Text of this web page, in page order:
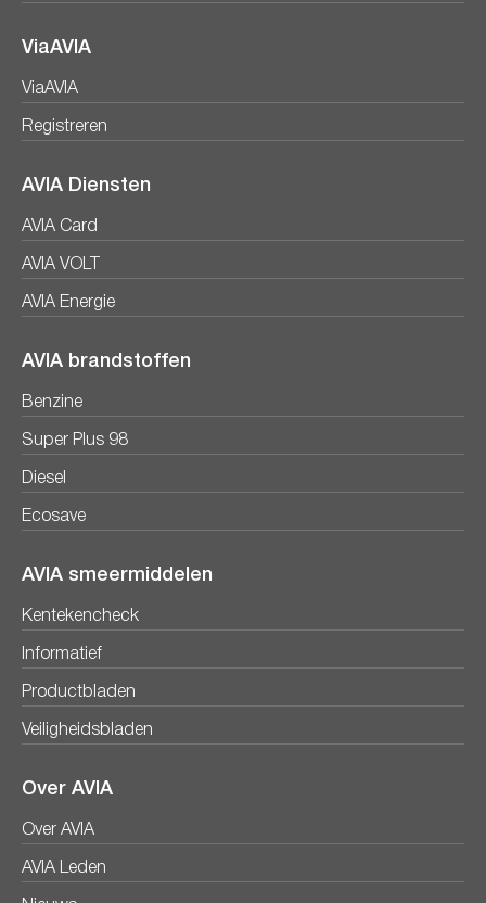
ViaAVIA
ViaAVIA
Registreren
AVIA Diensten
AVIA Card
AVIA VOLT
AVIA Energie
AVIA brandstoffen
Benzine
Super Plus 98
Diesel
Ecosave
AVIA smeermiddelen
Kentekencheck
Informatief
Productbladen
Veiligheidsbladen
Over AVIA
Over AVIA
AVIA Leden